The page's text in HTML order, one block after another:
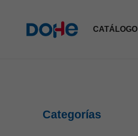
CATÁLOGO
Categorías